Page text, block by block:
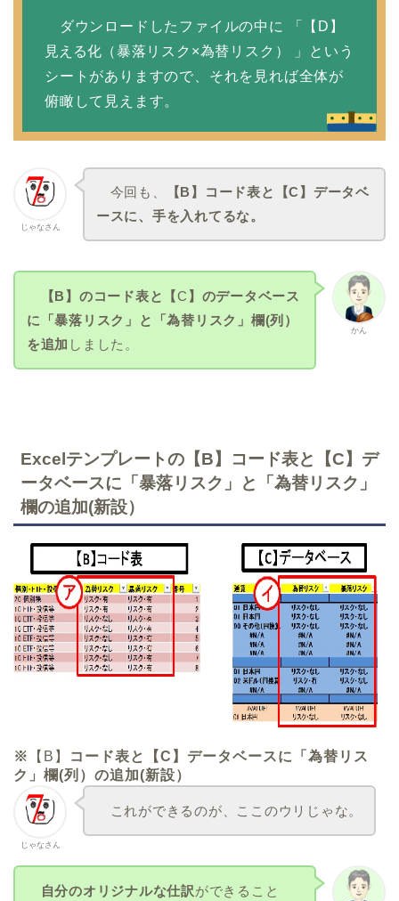
ダウンロードしたファイルの中に 「【D】
見える化 （暴落リスク×為替リスク） 」という
シートがありますので、それを見れば全体が
俯瞰して見えます。
じゃなさん
今回も、
【B】コード表と【C】データベ
ースに、手を入れてるな。
かん
【B】のコード表と 【C 】のデータベース
に「暴落リスク」と「為替リスク」欄(列）
を追加 しました。
Excelテンプレートの【B】コード表と【C】デ
ータベースに「暴落リスク」と「為替リスク」
欄の追加(新設）
※ 【B】
コード表と【C】データベースに「為替リス
ク」欄(列）の追加(新設）
じゃなさん
これができるのが、ここのウリじゃな。
自分のオリジナルな仕訳ができること